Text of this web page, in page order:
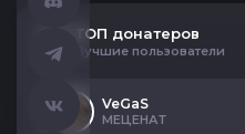
ТОП донатеров
Лучшие пользователи
VeGaS
МЕЦЕНАТ